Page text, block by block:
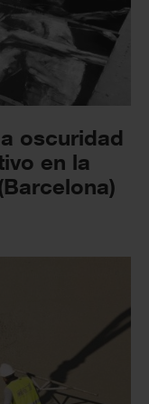
oscuridad
en la